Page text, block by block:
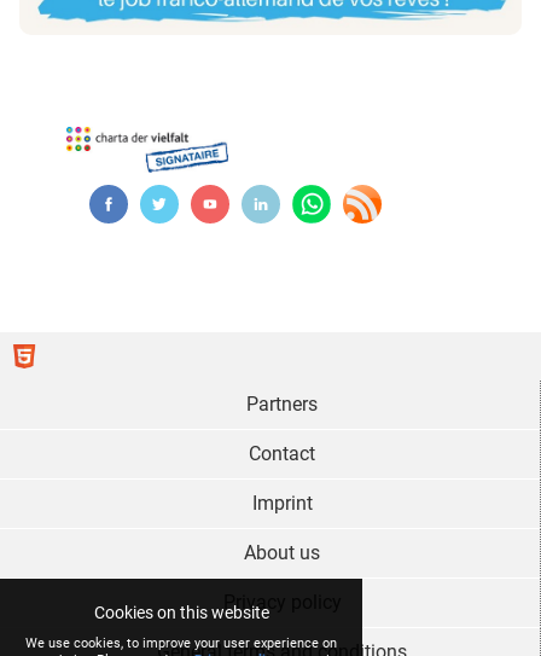
Cookies on this website
We use cookies, to improve your user experience on
Partners
Contact
Imprint
About us
Privacy policy